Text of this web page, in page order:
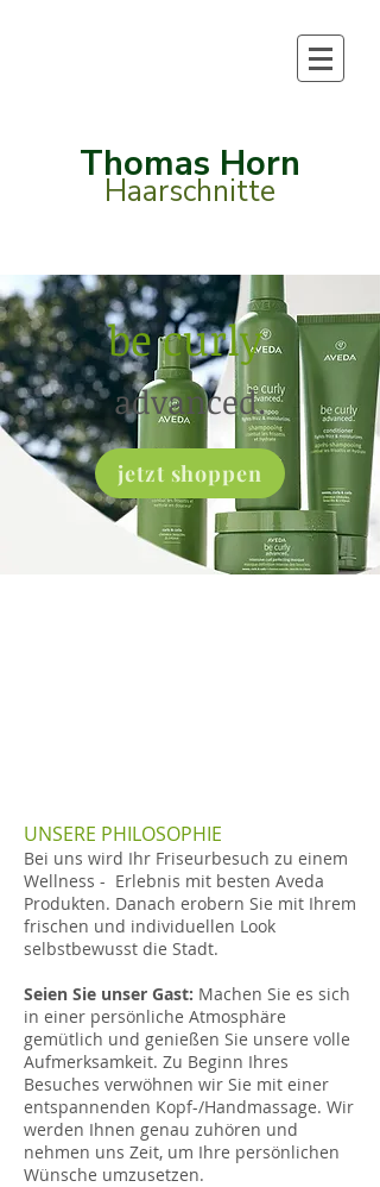
Haarschnitte
Thomas Horn
be curly
advanced.
jetzt shoppen
UNSERE PHILOSOPHIE
Bei uns wird Ihr Friseurbesuch zu einem
Wellness - Erlebnis mit besten Aveda
Produkten. Danach erobern Sie mit Ihrem
frischen und individuellen Look
selbstbewusst die Stadt.
Seien Sie unser Gast: Machen Sie es sich
in einer persönliche Atmosphäre
gemütlich und genießen Sie unsere volle
Aufmerksamkeit. Zu Beginn Ihres
Besuches verwöhnen wir Sie mit einer
entspannenden Kopf-/Handmassage. Wir
werden Ihnen genau zuhören und
nehmen uns Zeit, um Ihre persönlichen
Wünsche umzusetzen.